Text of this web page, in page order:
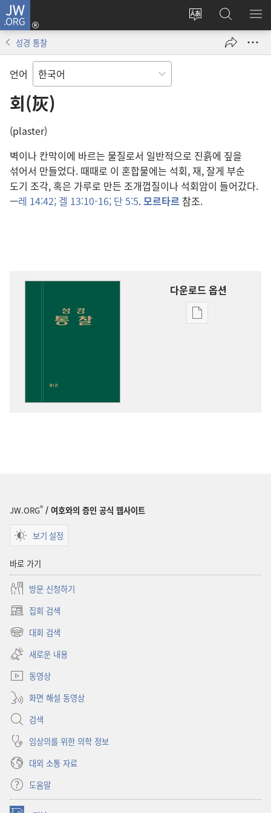
JW.ORG
사이트
변경
로그인
(새로운
열기)
JW.ORG
검색
메
성경 통찰
언어
회(灰)
(plaster)
벽이나 칸막이에 바르는 물질로서 일반적으로 진흙에 짚을
섞어서 만들었다. 때때로 이 혼합물에는 석회, 재, 잘게 부순
도기 조각, 혹은 가루로 만든 조개껍질이나 석회암이 들어갔다.
—레 14:42; 겔 13:10-16; 단 5:5.모르타르 참조.
다운로드 옵션
출판물
JW.ORG® / 여호와의 증인 공식 웹사이트
보기 설정
바로 가기
방문 신청하기
집회 검색
(새로운
창
대회 검색
(새로운
창
열기)
새로운 내용
동영상
화면 해설 동영상
검색
임상의를 위한 의학 정보
대외 소통 자료
도움말